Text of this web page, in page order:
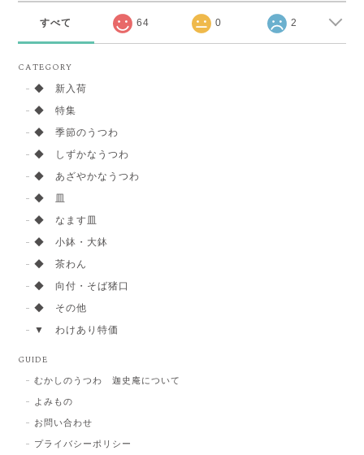
すべて 64 0 2
CATEGORY
◆ 新入荷
◆ 特集
◆ 季節のうつわ
◆ しずかなうつわ
◆ あざやかなうつわ
◆ 皿
◆ なます皿
◆ 小鉢・大鉢
◆ 茶わん
◆ 向付・そば猪口
◆ その他
▼ わけあり特価
GUIDE
むかしのうつわ 迦史庵について
よみもの
お問い合わせ
プライバシーポリシー